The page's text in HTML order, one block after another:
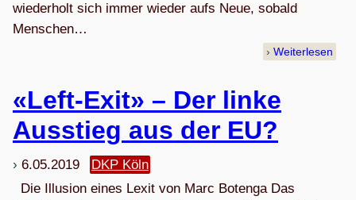
wiederholt sich immer wieder aufs Neue, sobald
Menschen…
Weiterlesen
«Left-Exit» – Der linke
Aus­stieg aus der EU?
6.05.2019
DKP Köln
Die Illusion eines Lexit von Marc Botenga Das